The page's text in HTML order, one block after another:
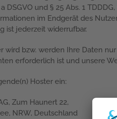
a DSGVO und § 25 Abs. 1
im Endgerät des
ist jederzeit widerrufbar.
wird bzw. werden Ihre Daten
erforderlich ist und unsere
Hoster ein:
Zum Haunert 22,
NRW, Deutschland